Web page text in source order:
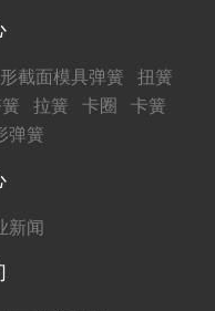
截面模具弹簧
扭簧
拉簧 卡圈
卡簧
弹簧
新闻